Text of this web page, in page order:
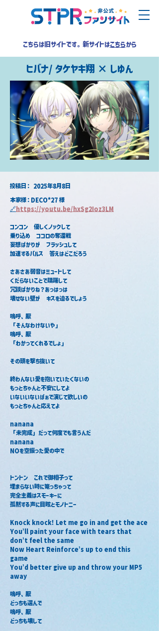
こちらは旧サイトです。新サイトはこちらから
ヒバナ/ タケヤキ翔 × しゆん
2025年8月8日
​投稿日：
本家様：DECO*27 様
🔗https://youtu.be/hxSg2Ioz3LM
コンコン　優しくノックして
乗り込め　ココロの奪還戦
妄想ばかりが　フラッシュして
加速するパルス　答えはどこだろう
さあさあ弱音はミュートして
くだらないことで躊躇して
冗談ばかりね？あっはっは
壊せない壁が　キスを迫るでしょう
嗚呼、厭
「そんなわけないや」
嗚呼、厭
「わかってくれるでしょ」
その頭を撃ち抜いて
終わんない愛を抱いていたくないの
もっとちゃんと不安にしてよ
いないいないばぁで演じて欲しいの
もっとちゃんと応えてよ
nanana
「未完成」だって何度でも言うんだ
nanana
NOを空振った愛の中で
トントン　これで御相子って
埋まらない時に篭っちゃって
完全主義はスモーキーに
孤黙する声に目眩とモノトニー
Knock knock! Let me go in and get the ace
You’ll paint your face with tears that
don’t feel the same
Now Heart Reinforce’s up to end this
game
You’d better give up and throw your MP5
away
嗚呼、厭
どっちも選んで
嗚呼、厭
どっちも壊して